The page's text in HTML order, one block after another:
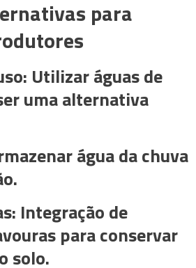
para
Utilizar águas de
uma alternativa
água da chuva
Integração de
para conservar
solo.